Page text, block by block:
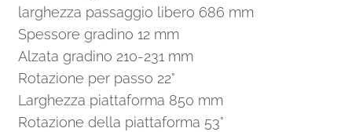
larghezza passaggio libero 686 mm
Spessore gradino 12 mm
Alzata gradino 210-231 mm
Rotazione per passo 22°
Larghezza piattaforma 850 mm
Rotazione della piattaforma 53°